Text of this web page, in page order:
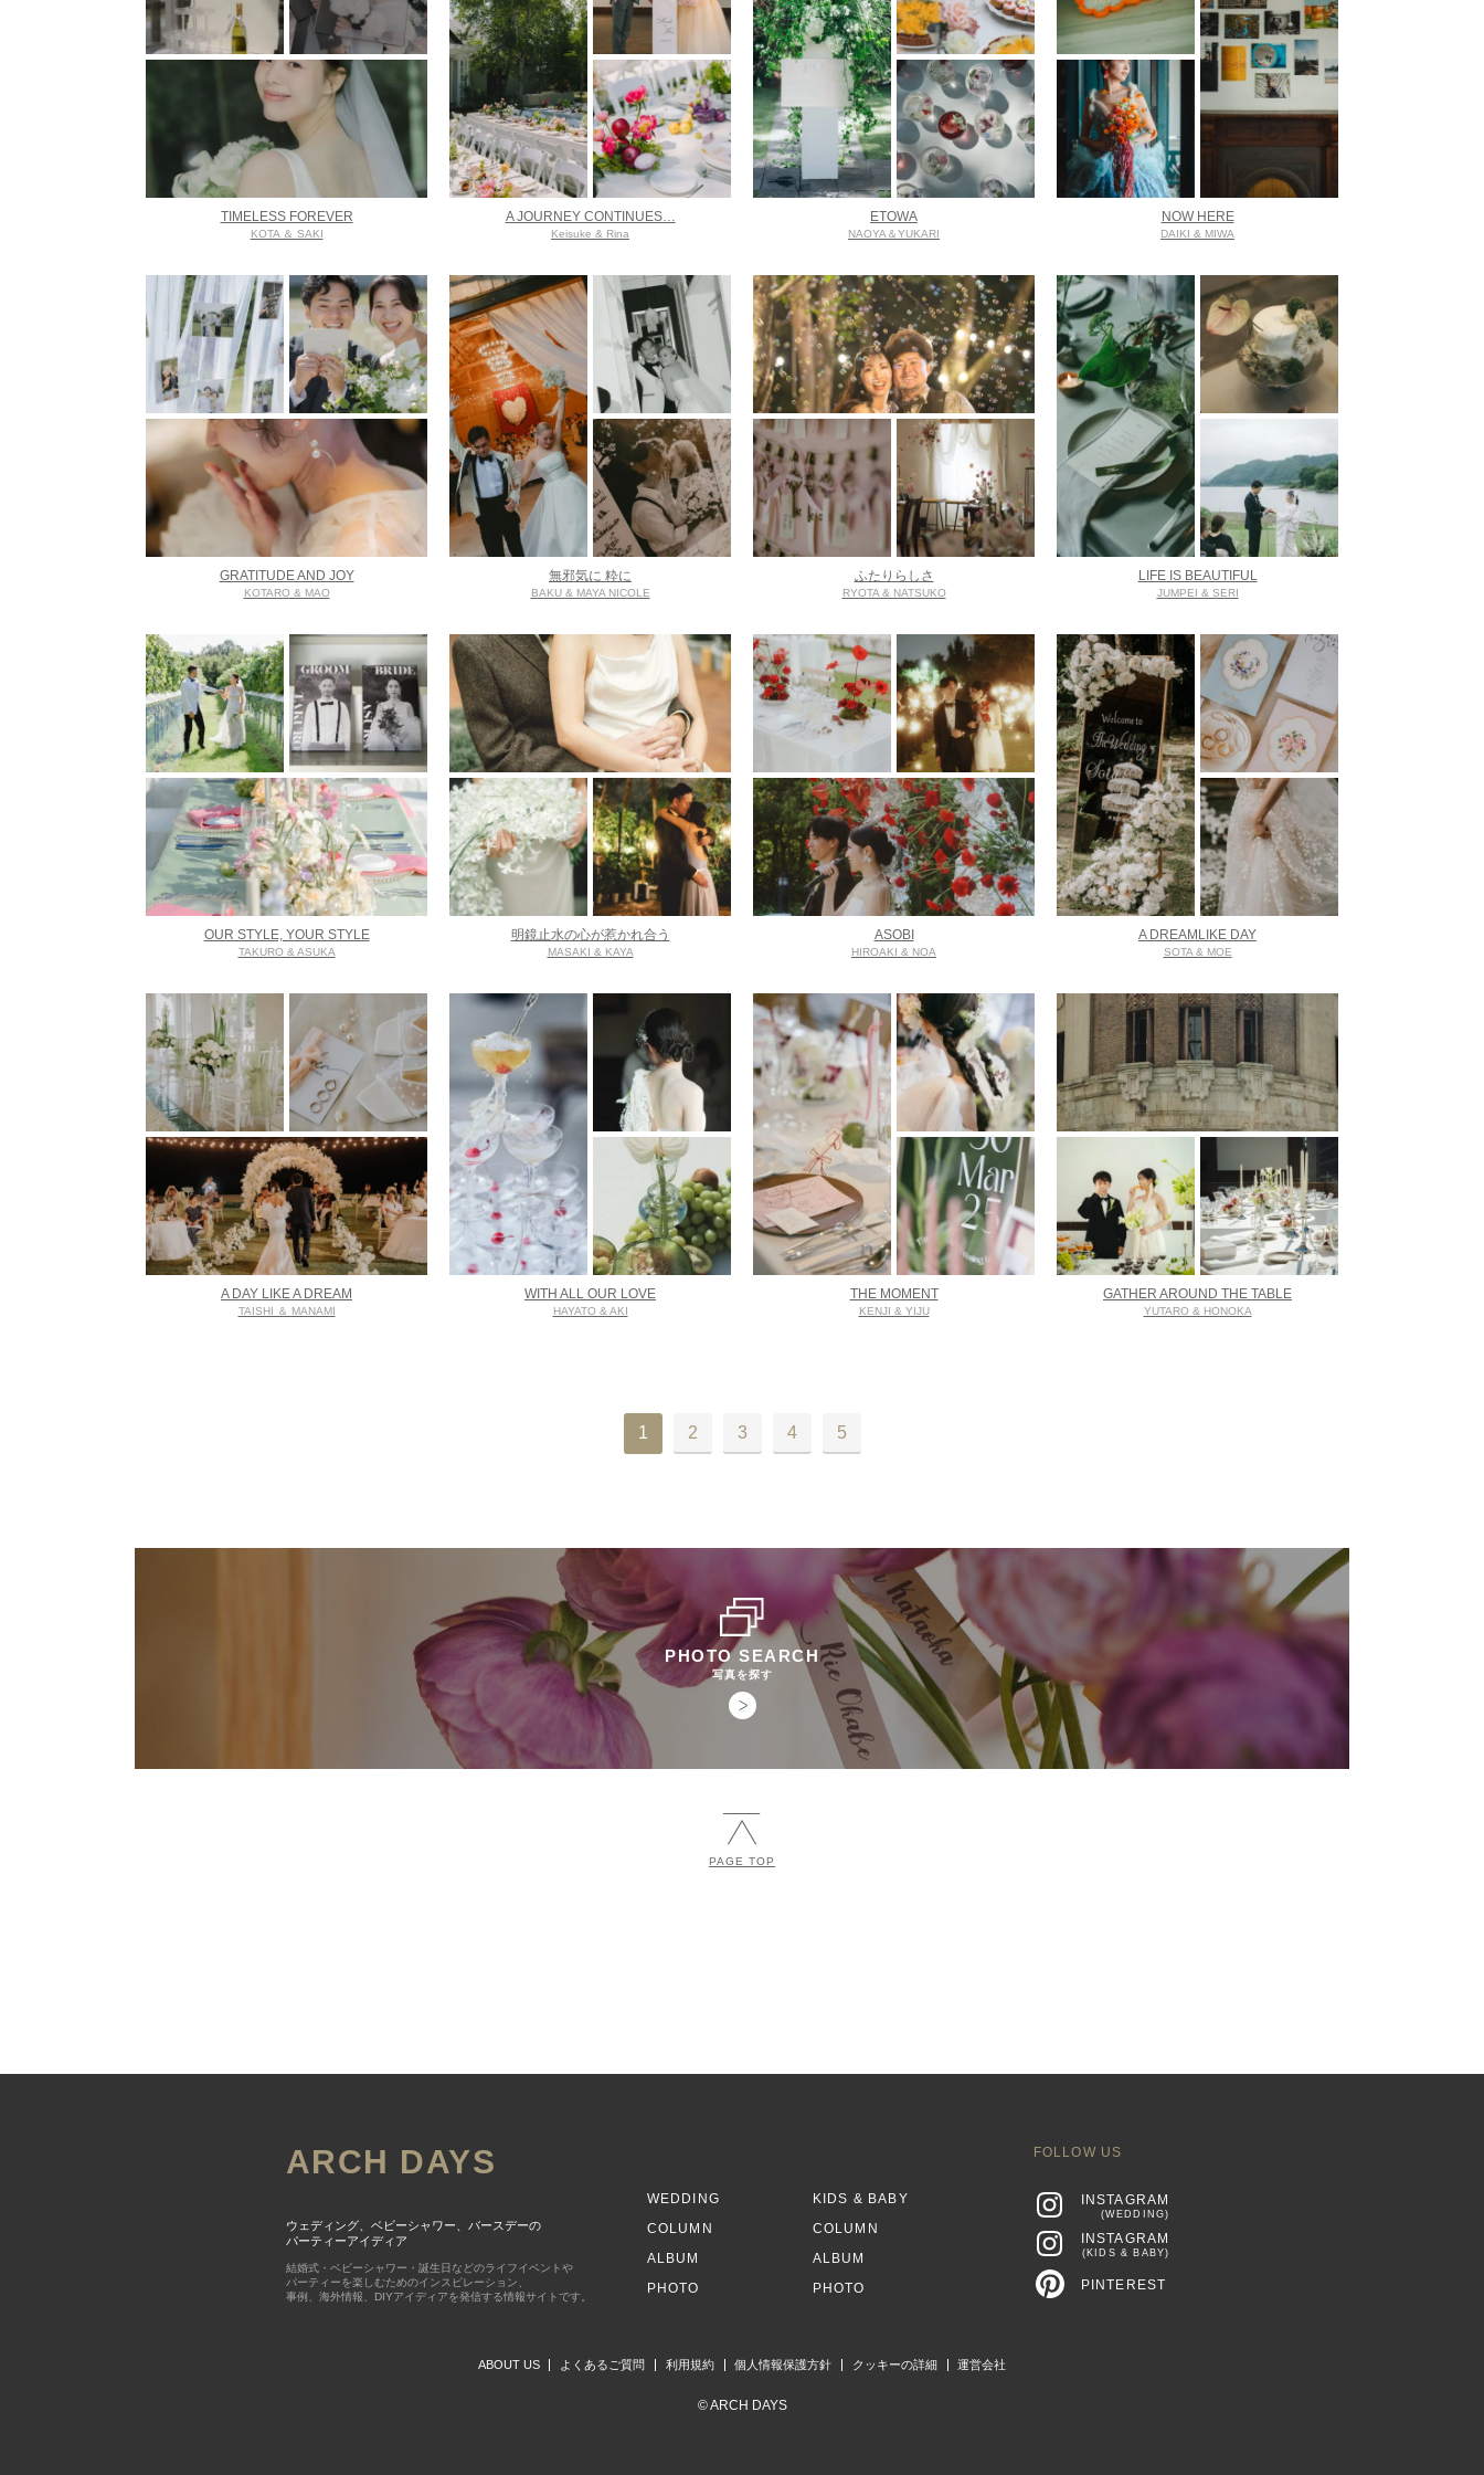
TIMELESS FOREVER
KOTA ＆ SAKI
A JOURNEY CONTINUES…
Keisuke & Rina
ETOWA
NAOYA＆YUKARI
NOW HERE
DAIKI & MIWA
GRATITUDE AND JOY
KOTARO & MAO
無邪気に 粋に
BAKU & MAYA NICOLE
ふたりらしさ
RYOTA & NATSUKO
LIFE IS BEAUTIFUL
JUMPEI & SERI
OUR STYLE, YOUR STYLE
TAKURO & ASUKA
明鏡止水の心が惹かれ合う
MASAKI & KAYA
ASOBI
HIROAKI & NOA
A DREAMLIKE DAY
SOTA & MOE
A DAY LIKE A DREAM
TAISHI ＆ MANAMI
WITH ALL OUR LOVE
HAYATO & AKI
THE MOMENT
KENJI & YIJU
GATHER AROUND THE TABLE
YUTARO & HONOKA
1 2 3 4 5
PHOTO SEARCH
写真を探す
PAGE TOP
ARCH DAYS
ウェディング、ベビーシャワー、バースデーの
パーティーアイディア
結婚式・ベビーシャワー・誕生日などのライフイベントや
パーティーを楽しむためのインスピレーション、
事例、海外情報、DIYアイディアを発信する情報サイトです。
WEDDING
COLUMN
ALBUM
PHOTO
KIDS & BABY
COLUMN
ALBUM
PHOTO
FOLLOW US
INSTAGRAM
(WEDDING)
INSTAGRAM
(KIDS & BABY)
PINTEREST
ABOUT US よくあるご質問 利用規約 個人情報保護方針 クッキーの詳細 運営会社
© ARCH DAYS